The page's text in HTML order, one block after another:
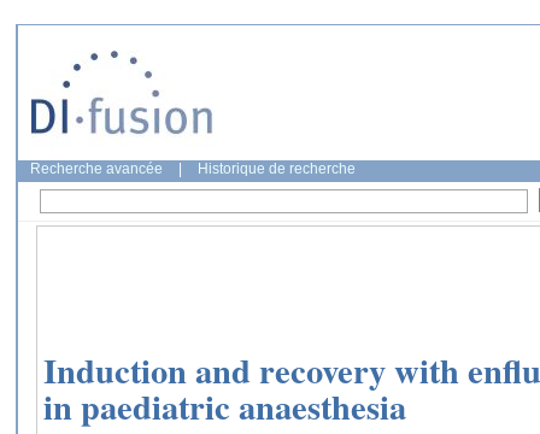
Recherche avancée Historique de recherche
Induction and recovery with
in paediatric anaesthesia